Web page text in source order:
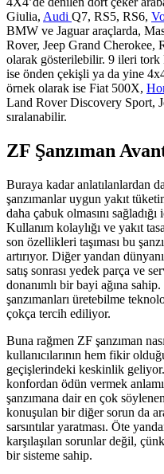
Giulia, Audi Q7, RS5, RS6,
BMW ve Jaguar araçlarda,
Rover, Jeep Grand Cherokee,
olarak gösterilebilir. 9 ileri tork
ise önden çekişli ya da yine
örnek olarak ise Fiat 500X,
Land Rover Discovery Sport,
sıralanabilir.
ZF Şanzıman
Buraya kadar anlatılanlardan
şanzımanlar uygun yakıt
daha çabuk olmasını
Kullanım kolaylığı ve yakıt
son özellikleri taşıması bu
artırıyor. Diğer yandan
satış sonrası yedek parça ve
donanımlı bir bayi ağına
şanzımanları üretebilme
çokça tercih ediliyor.
Buna rağmen ZF şanzıman
kullanıcılarının hem fikir
geçişlerindeki keskinlik
konfordan ödün vermek
şanzımana dair en çok
konuşulan bir diğer sorun da
sarsıntılar yaratması. Öte
karşılaşılan sorunlar değil,
bir sisteme sahip.